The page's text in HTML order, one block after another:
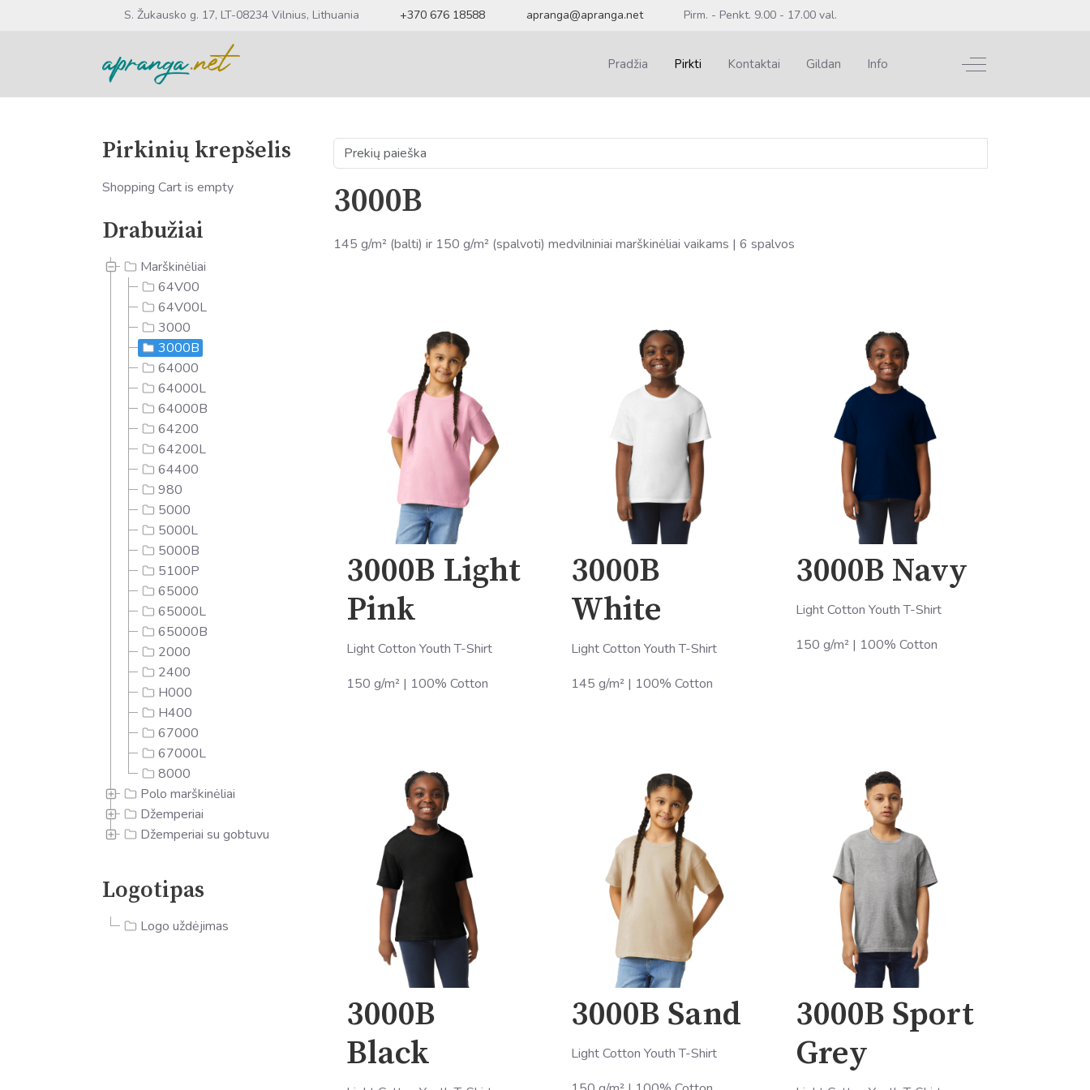
S. Žukausko g. 17, LT-08234 Vilnius, Lithuania +370 676 18588 apranga@apranga.net Pirm. - Penkt. 9.00 - 17.00 val.
Pradžia Pirkti Kontaktai Gildan Info Off-Canvas Toggle
Pirkinių krepšelis
Shopping Cart is empty
Drabužiai
Marškinėliai
64V00
64V00L
3000
3000B
64000
64000L
64000B
64200
64200L
64400
980
5000
5000L
5000B
5100P
65000
65000L
65000B
2000
2400
H000
H400
67000
67000L
8000
Polo marškinėliai
Džemperiai
Džemperiai su gobtuvu
Logotipas
Logo uždėjimas
3000B
145 g/m² (balti) ir 150 g/m² (spalvoti) medvilniniai marškinėliai vaikams | 6 spalvos
3000B Light
Pink
Light Cotton Youth T-Shirt
150 g/m² | 100% Cotton
3000B
White
Light Cotton Youth T-Shirt
145 g/m² | 100% Cotton
3000B Navy
Light Cotton Youth T-Shirt
150 g/m² | 100% Cotton
3000B
Black
3000B Sand
Light Cotton Youth T-Shirt
3000B Sport
Grey